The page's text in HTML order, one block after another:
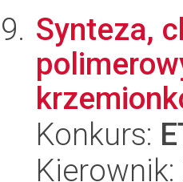
Synteza,
Konkurs:
Kierownik: